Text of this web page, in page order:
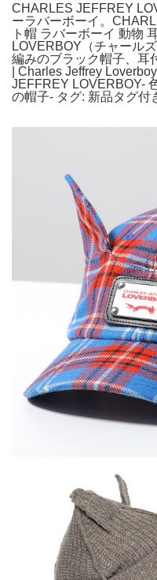
CHARLES JEFFREY
ーラバーボーイ。
ト帽 ラバーボーイ 動物
LOVERBOY（チャール
編みのブラック帽子、耳
| Charles Jeffrey
JEFFREY LOVERBOY-
の帽子- タグ: 新品タグ付